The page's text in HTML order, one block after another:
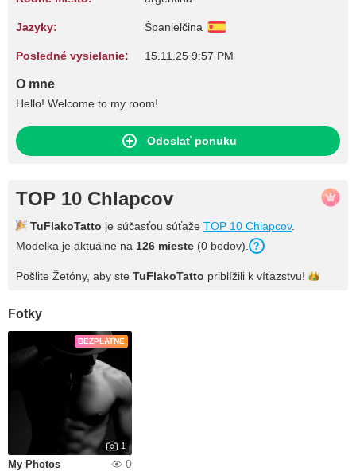
Jazyky: Španielčina
Posledné vysielanie: 15.11.25 9:57 PM
O mne
Hello! Welcome to my room!
Odoslať ponuku
TOP 10 Chlapcov
TuFlakoTatto je súčasťou súťaže TOP 10 Chlapcov.
Modelka je aktuálne na 126 mieste (0 bodov).
Pošlite Žetóny, aby ste TuFlakoTatto priblížili k víťazstvu!
Fotky
BEZPLATNE
1
My Photos
0